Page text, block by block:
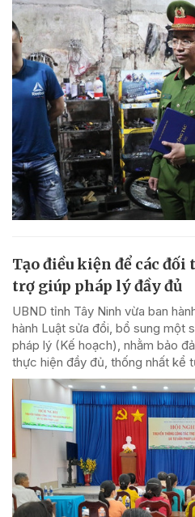
Tạo điều kiện để các đối
trợ giúp pháp lý đầy đủ
UBND tỉnh Tây Ninh vừa ban
hành Luật sửa đổi, bổ sung một
pháp lý (Kế hoạch), nhằm bảo
thực hiện đầy đủ, thống nhất kể